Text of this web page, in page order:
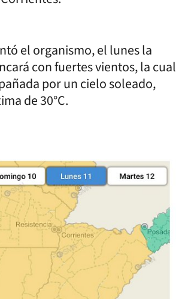
el organismo, el lunes la
con fuertes vientos, la cual
por un cielo soleado,
de 30°C.